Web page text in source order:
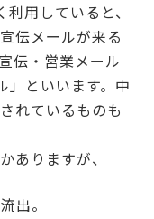
用していると、
伝メールが来る
伝・営業メール
」といいます。中
れているものも
ありますが、
出。